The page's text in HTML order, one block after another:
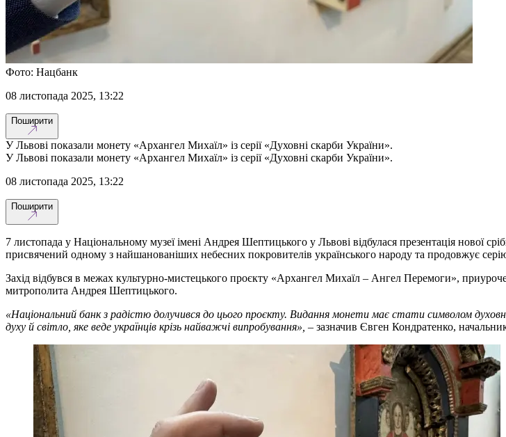
Фото: Нацбанк
08 листопада 2025, 13:22
Поширити
У Львові показали монету «Архангел Михаїл» із серії «Духовні скарби України».
У Львові показали монету «Архангел Михаїл» із серії «Духовні скарби України».
08 листопада 2025, 13:22
Поширити
7 листопада у Національному музеї імені Андрея Шептицького у Львові відбулася презентація нової
присвячений одному з найшанованіших небесних покровителів українського народу та продовжує
Захід відбувся в межах культурно-мистецького проєкту «Архангел Михаїл – Ангел Перемоги»,
митрополита Андрея Шептицького.
«Національний банк з радістю долучився до цього проєкту. Видання монети має стати символом
духу й світло, яке веде українців крізь найважчі випробування», – зазначив Євген Кондратенко,